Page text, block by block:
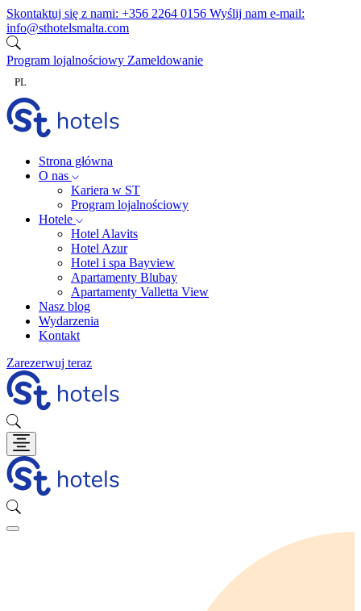
Przejdź do treści
Skontaktuj się z nami: +356 2264 0156 Wyślij nam e-mail:
info@sthotelsmalta.com
Program lojalnościowy Zameldowanie
PL
Strona główna
O nas
Kariera w ST
Program lojalnościowy
Hotele
Hotel Alavits
Hotel Azur
Hotel i spa Bayview
Apartamenty Blubay
Apartamenty Valletta View
Nasz blog
Wydarzenia
Kontakt
Zarezerwuj teraz